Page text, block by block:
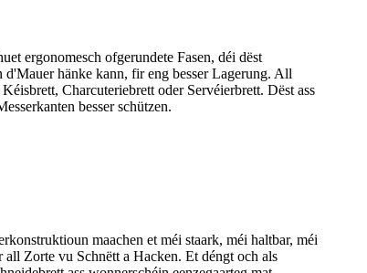
ergonomesch ofgerundete Fasen, déi dëst
hänke kann, fir eng besser Lagerung. All
Charcuteriebrett oder Servéierbrett. Dëst ass
besser schützen.
maachen et méi staark, méi haltbar, méi
Zorte vu Schnëtt a Hacken. Et déngt och als